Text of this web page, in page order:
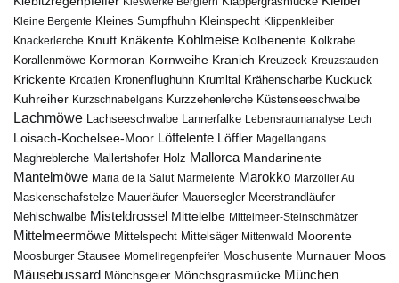
Kleine Bergente Kleines Sumpfhuhn Kleinspecht Klippenkleiber
Knackerlerche Knutt Knäkente Kohlmeise Kolbenente Kolkrabe
Korallenmöwe Kormoran Kornweihe Kranich Kreuzeck Kreuzstauden
Krickente Kroatien Kronenflughuhn Krumltal Krähenscharbe Kuckuck
Kuhreiher Kurzschnabelgans Kurzzehenlerche Küstenseeschwalbe
Lachmöwe Lachseeschwalbe Lannerfalke Lebensraumanalyse Lech
Loisach-Kochelsee-Moor Löffelente Löffler Magellangans
Maghreblerche Mallertshofer Holz Mallorca Mandarinente
Mantelmöwe Maria de la Salut Marmelente Marokko Marzoller Au
Maskenschafstelze Mauerläufer Mauersegler Meerstrandläufer
Mehlschwalbe Misteldrossel Mittelelbe Mittelmeer-Steinschmätzer
Mittelmeermöwe Mittelspecht Mittelsäger Mittenwald Moorente
Moosburger Stausee Mornellregenpfeifer Moschusente Murnauer Moos
Mäusebussard Mönchsgeier Mönchsgrasmücke München